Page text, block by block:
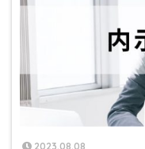
2023.08.08